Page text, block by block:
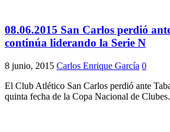
08.06.2015 San Carlos perdió
continúa liderando la Serie N
8 junio, 2015 Carlos Enrique García 0
El Club Atlético San Carlos perdió ante
quinta fecha de la Copa Nacional de Clubes.